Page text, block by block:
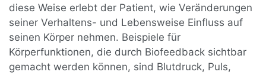
diese Weise erlebt der Patient, wie Veränderungen
seiner Verhaltens- und Lebensweise Einfluss auf
seinen Körper nehmen. Beispiele für
Körperfunktionen, die durch Biofeedback sichtbar
gemacht werden können, sind Blutdruck, Puls,